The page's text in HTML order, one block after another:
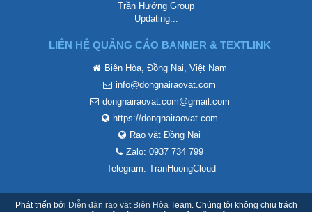
Trần Hướng Group
Updating...
LIÊN HỆ QUẢNG CÁO BANNER & TEXTLINK
Biên Hòa, Đồng Nai, Việt Nam
info@dongnairaovat.com
dongnairaovat.com@gmail.com
https://dongnairaovat.com
Rao vặt Đồng Nai
Zalo: 0937 734 799
Telegram: TranHuongCloud
Phát triển bởi Diễn đàn rao vặt Biên HòaTeam. Chúng tôi không chịu trách